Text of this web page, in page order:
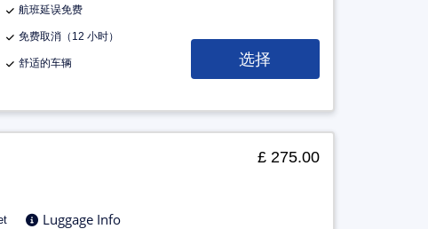
航班延误免费
免费取消（12 小时）
舒适的车辆 选择
Luggage Info
£ 275.00